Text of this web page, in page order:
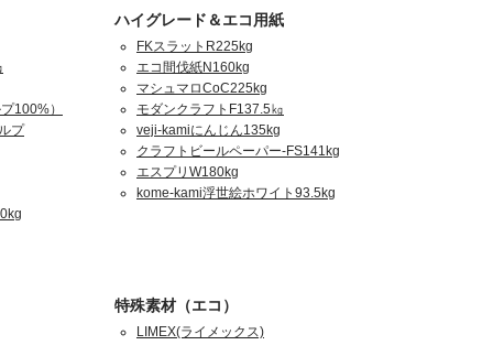
100%）
プ
ハイグレード＆エコ用紙
FKスラットR225kg
エコ間伐紙N160kg
マシュマロCoC225kg
モダンクラフトF137.5㎏
veji-kamiにんじん135kg
クラフトビールペーパー-FS141kg
エスプリW180kg
kome-kami浮世絵ホワイト93.5kg
特殊素材（エコ）
LIMEX(ライメックス)